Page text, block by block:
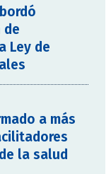
de
Ley de
a más
la salud